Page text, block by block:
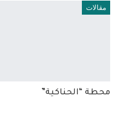
مقالات
محطة “الحناكية”